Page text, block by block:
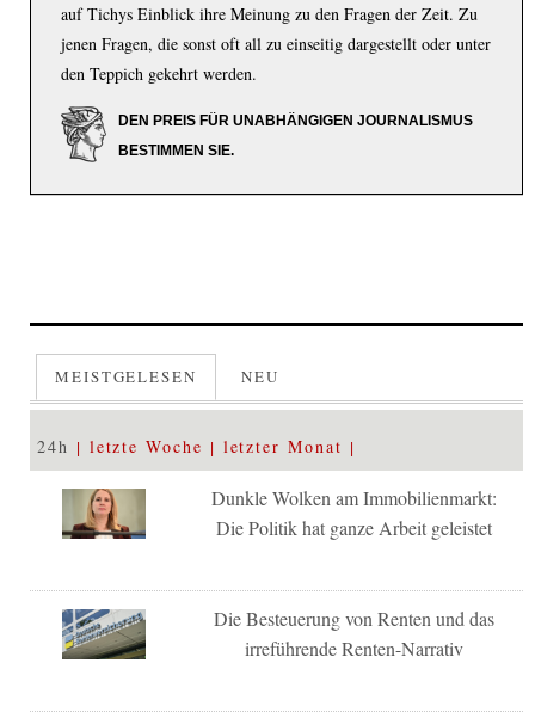
auf Tichys Einblick ihre Meinung zu den Fragen der Zeit. Zu
jenen Fragen, die sonst oft all zu einseitig dargestellt oder unter
den Teppich gekehrt werden.
DEN PREIS FÜR UNABHÄNGIGEN JOURNALISMUS
BESTIMMEN SIE.
MEISTGELESEN NEU
24h letzte Woche letzter Monat
Dunkle Wolken am Immobilienmarkt:
Die Politik hat ganze Arbeit geleistet
Die Besteuerung von Renten und das
irreführende Renten-Narrativ